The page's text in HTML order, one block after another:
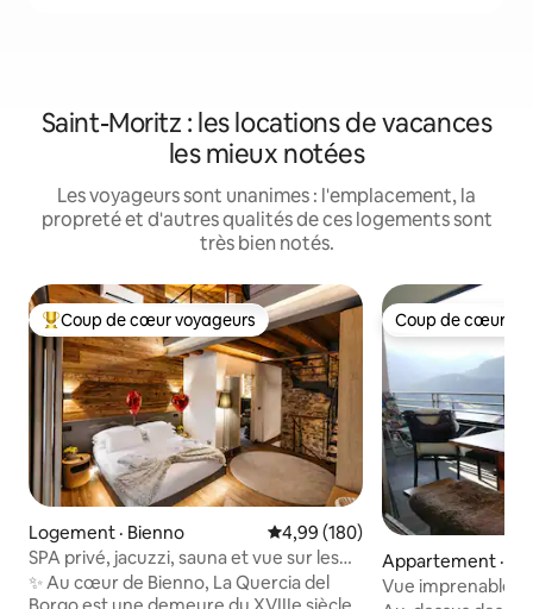
Saint-Moritz : les locations de vacances
les mieux notées
Les voyageurs sont unanimes : l'emplacement, la
propreté et d'autres qualités de ces logements sont
très bien notés.
Coup de cœur voyageurs parmi les plus aimés
Coup de cœur voyageurs
Logement · Bienno Note moyenne de 4,99 sur 5,
4,99 (180)
SPA privé, jacuzzi, sauna et vue sur les
Alpes Luxury Home
✨ Au cœur de Bienno, La Quercia del
Coup de cœur
Coup de cœur
Appartement ·
Vue imprenable